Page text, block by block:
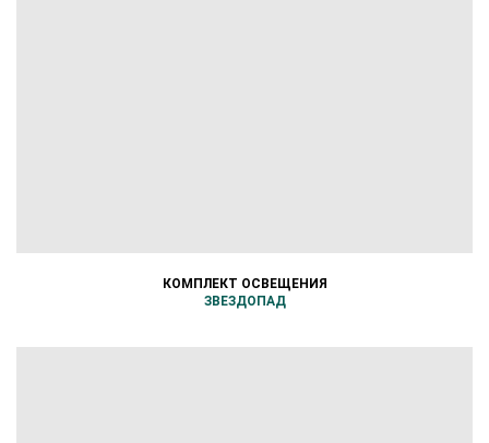
КОМПЛЕКТ ОСВЕЩЕНИЯ
ЗВЕЗДОПАД